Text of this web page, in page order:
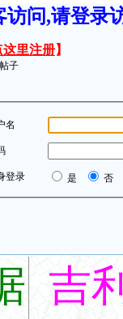
访问,请登
这里注册】
子
名
登录 是 否
吉